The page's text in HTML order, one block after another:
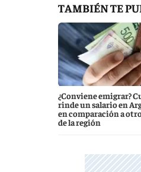
TAMBIÉN TE
¿Conviene emigrar?
rinde un salario en
en comparación a
de la región